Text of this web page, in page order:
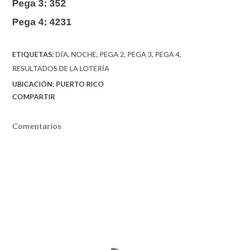
Pega 3: 352
Pega 4: 4231
ETIQUETAS: DÍA NOCHE PEGA 2 PEGA 3 PEGA 4
RESULTADOS DE LA LOTERÍA
UBICACIÓN: PUERTO RICO
COMPARTIR
Comentarios